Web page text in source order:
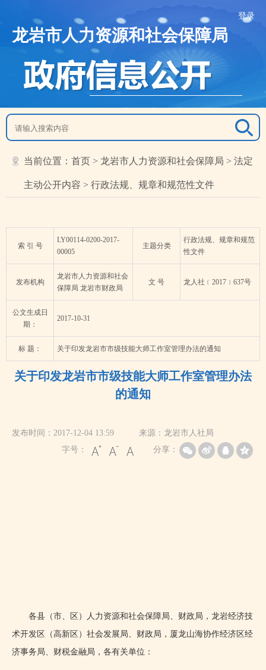
登录
龙岩市人力资源和社会保障局
当前位置： 首页 > 龙岩市人力资源和社会保障局 > 法定
主动公开内容 > 行政法规、规章和规范性文件
索 引 号
LY00114-0200-2017-
00005
主题分类
行政法规、规章和规范
性文件
发布机构
龙岩市人力资源和社会
保障局 龙岩市财政局
文 号 龙人社﹝2017﹞637号
公文生成日
期：
2017-10-31
标 题： 关于印发龙岩市市级技能大师工作室管理办法的通知
关于印发龙岩市市级技能大师工作室管理办法
的通知
发布时间：2017-12-04 13:59
来源：龙岩市人社局
字号：
分享：
各县（市、区）人力资源和社会保障局、财政局，龙岩经济技
术开发区（高新区）社会发展局、财政局，厦龙山海协作经济区经
济事务局、财税金融局，各有关单位：